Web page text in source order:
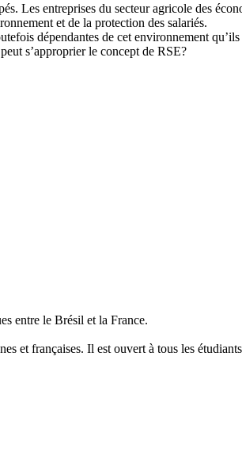
Les entreprises du secteur agricole des
et de la protection des salariés.
dépendantes de cet environnement
s’approprier le concept de RSE?
entre le Brésil et la France.
et françaises. Il est ouvert à tous les